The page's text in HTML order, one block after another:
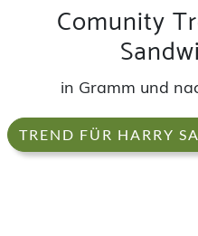
Comunity
in Gramm und
TREND FÜR HARRY